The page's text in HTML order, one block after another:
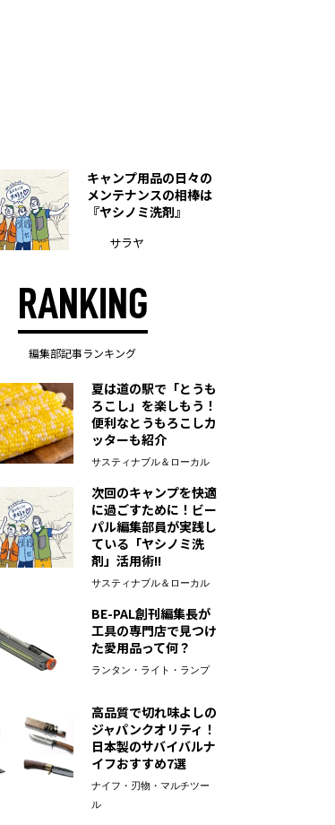
キャンプ用品の日々の
メンテナンスの相棒は
『ヤシノミ洗剤』
サラヤ
RANKING
編集部記事ランキング
夏は道の駅で「とうも
ろこし」を楽しもう！
便利なとうもろこしカ
ッターも紹介
サスティナブル＆ローカル
次回のキャンプを快適
に過ごすために！ビー
パル編集部員が実践し
ている「ヤシノミ洗
剤」活用術!!
サスティナブル＆ローカル
BE-PAL創刊編集長が
工具の専門店で見つけ
た愛用品って何？
ランタン・ライト・ランプ
高品質で切れ味よしの
ジャパンクオリティ！
日本製のサバイバルナ
イフおすすめ7選
ナイフ・刃物・マルチツー
ル